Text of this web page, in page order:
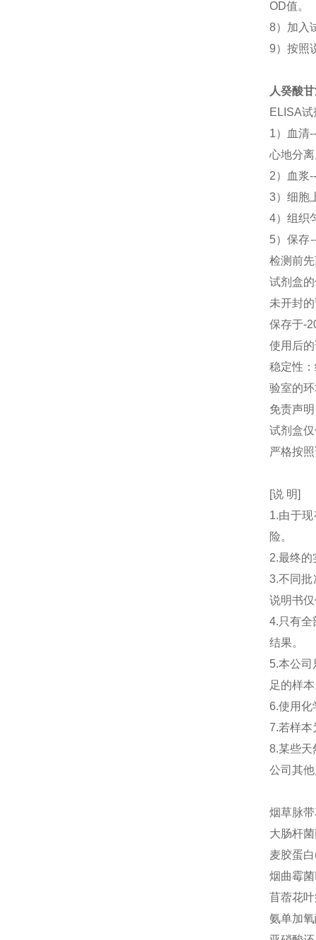
OD值。
8）加入
9）按照
人癸酸
ELISA
1）血清
心地分
2）血浆
3）细胞
4）组织
5）保存
检测前
试剂盒
未开封
保存于-
使用后
稳定性
验室的
免责声明
试剂盒
严格按
[说 明]
1.由于
险。
2.最终
3.不同
说明书
4.只有全
结果。
5.本公
足的样
6.使用化
7.若样本
8.某些天
公司其
烟草脉
大肠杆
麦胶蛋
烟曲霉
苜蓿花
氨单加